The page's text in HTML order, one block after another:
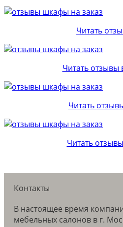
Читать
Читать отзывы
Читать
Читать
Контакты
В настоящее время
мебельных салонов в г.